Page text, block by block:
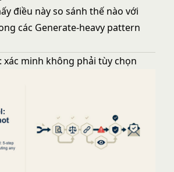
điều này so sánh thế nào với
các Generate-heavy pattern
xác minh không phải tùy chọn